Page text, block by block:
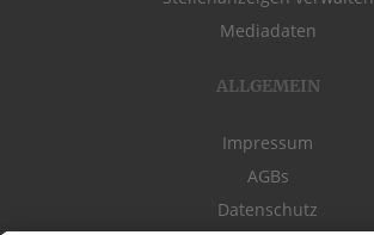
Mediadaten
ALLGEMEIN
Impressum
AGBs
Datenschutz